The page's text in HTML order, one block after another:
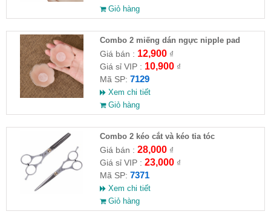
Giỏ hàng
Combo 2 miếng dán ngực nipple pad
Giá bán : 12,900₫
Giá sỉ VIP : 10,900₫
Mã SP: 7129
Xem chi tiết
Giỏ hàng
Combo 2 kéo cắt và kéo tỉa tóc
Giá bán : 28,000₫
Giá sỉ VIP : 23,000₫
Mã SP: 7371
Xem chi tiết
Giỏ hàng